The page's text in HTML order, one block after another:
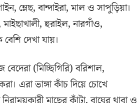
ম্লেছ, বান্দাইরা, মাল ও সাপুড়িয়া।
হুরাইল, নারগাঁও,
দেখা যায়।
(মিচ্ছিগিরি) বরিশাল,
এরা ভাঙ্গা কাঁচ দিয়ে চোখে